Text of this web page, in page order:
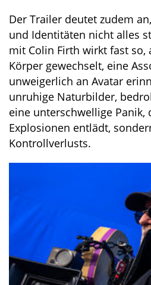
Der Trailer deutet zudem
und Identitäten nicht alles
mit Colin Firth wirkt fast so,
Körper gewechselt, eine
unweigerlich an Avatar
unruhige Naturbilder,
eine unterschwellige Panik,
Explosionen entlädt,
Kontrollverlusts.